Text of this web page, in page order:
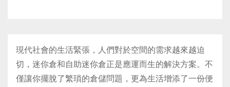
現代社會的生活緊張，人們對於空間的需求越來越迫
切，迷你倉和自助迷你倉正是應運而生的解決方案。不
僅讓你擺脫了繁瑣的倉儲問題，更為生活增添了一份便